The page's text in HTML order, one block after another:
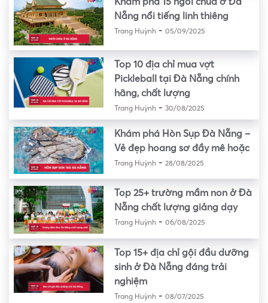
Nẵng nổi tiếng linh thiêng
Trang Huỳnh- 05/09/2025
Top 10 địa chỉ mua vợt
Pickleball tại Đà Nẵng chính
hãng, chất lượng
Trang Huỳnh- 30/08/2025
Khám phá Hòn Sụp Đà Nẵng –
Vẻ đẹp hoang sơ đầy mê hoặc
Trang Huỳnh- 28/08/2025
Top 25+ trường mầm non ở Đà
Nẵng chất lượng giảng dạy
Trang Huỳnh- 06/08/2025
Top 15+ địa chỉ gội đầu dưỡng
sinh ở Đà Nẵng đáng trải
nghiệm
Trang Huỳnh- 08/07/2025